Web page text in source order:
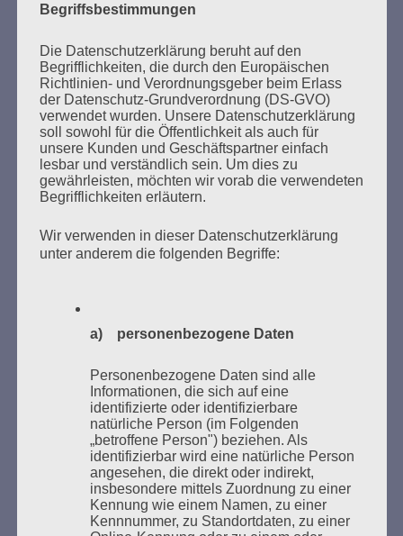
SUCHEN
NACH:
MARATHONLESUNG AUS DEN
VERBRANNTEN BÜCHERN
Zum 26. Mal gibt es eine Marathonlesung anlässlich
des Gedenkens an die Verbrennung von Büchern am
Kaifu-Ufer – genau an dem Ort, wo im Mai 1933 NS-
Studentenorganisationen und Burschenschaftler
Bücher verbrannten.
Weitere Informationen:lesezeichen-setzen.de
Begriffsbestimmungen
Die Datenschutzerklärung beruht auf den
Begrifflichkeiten, die durch den Europäischen
Richtlinien- und Verordnungsgeber beim Erlass
der Datenschutz-Grundverordnung (DS-GVO)
verwendet wurden. Unsere Datenschutzerklärung
soll sowohl für die Öffentlichkeit als auch für
unsere Kunden und Geschäftspartner einfach
lesbar und verständlich sein. Um dies zu
gewährleisten, möchten wir vorab die verwendeten
Begrifflichkeiten erläutern.
Wir verwenden in dieser Datenschutzerklärung
unter anderem die folgenden Begriffe:
a) personenbezogene Daten
Personenbezogene Daten sind alle
Informationen, die sich auf eine
identifizierte oder identifizierbare
natürliche Person (im Folgenden
„betroffene Person") beziehen. Als
identifizierbar wird eine natürliche Person
angesehen, die direkt oder indirekt,
insbesondere mittels Zuordnung zu einer
Kennung wie einem Namen, zu einer
Kennnummer, zu Standortdaten, zu einer